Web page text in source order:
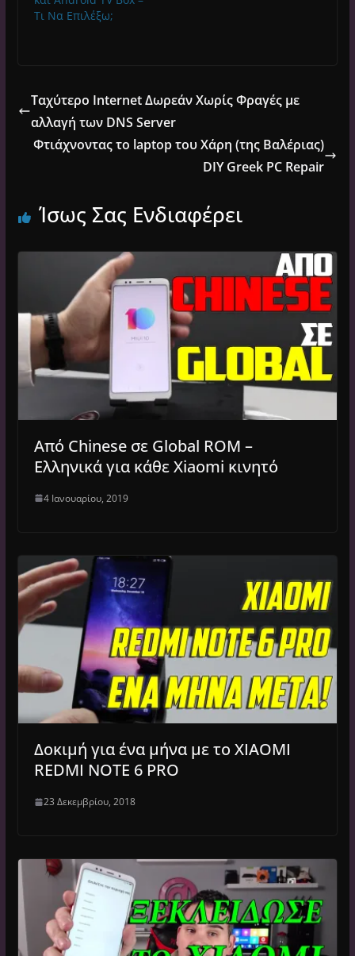
Τι Να Επιλέξω;
Ταχύτερο Internet Δωρεάν Χωρίς Φραγές με
αλλαγή των DNS Server
Φτιάχνοντας το laptop του Χάρη (της Βαλέριας)
DIY Greek PC Repair
Ίσως Σας Ενδιαφέρει
Από Chinese σε Global ROM –
Ελληνικά για κάθε Xiaomi κινητό
4 Ιανουαρίου, 2019
Δοκιμή για ένα μήνα με το XIAOMI
REDMI NOTE 6 PRO
23 Δεκεμβρίου, 2018